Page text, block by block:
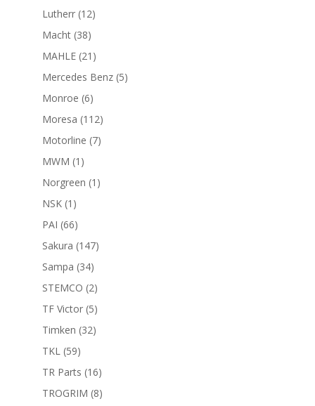
Lutherr 1212
Macht 3838
productos
MAHLE 21 21
productos
Mercedes Benz 55
Monroe 66
productos
Moresa 112112
productos
Motorline 77
MWM 1 1
producto
Norgreen 1 1
NSK 1 1
producto
PAI 6666
productos
Sakura 147147
Sampa 3434
productos
STEMCO 22
productos
TF Victor 55
productos
Timken 3232
TKL 5959
productos
TR Parts 1616
productos
TROGRIM 88